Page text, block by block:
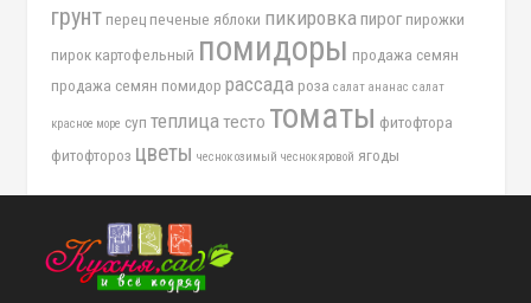
грунт перец печеные яблоки пикировка пирог пирожки
пирок картофельный помидоры продажа семян
продажа семян помидор рассада роза салат ананас салат
красное море суп теплица тесто томаты фитофтора
фитофтороз цветы чеснок озимый чеснок яровой ягоды